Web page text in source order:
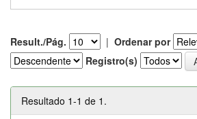
Result./Pág. | Ordenar por
Registro(s)
Resultado 1-1 de 1.